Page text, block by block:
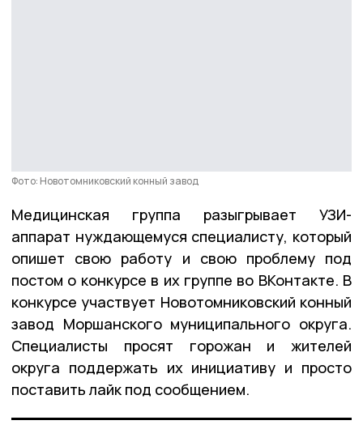
Фото: Новотомниковский конный завод
Медицинская группа разыгрывает УЗИ-
аппарат нуждающемуся специалисту, который
опишет свою работу и свою проблему под
постом о конкурсе в их группе во ВКонтакте. В
конкурсе участвует Новотомниковский конный
завод Моршанского муниципального округа.
Специалисты просят горожан и жителей
округа поддержать их инициативу и просто
поставить лайк под сообщением.